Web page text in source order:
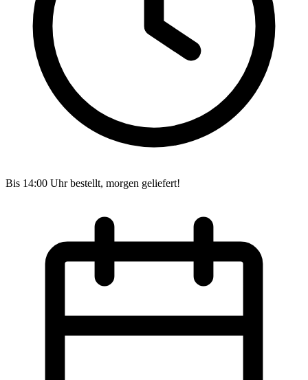
Bis 14:00 Uhr bestellt, morgen geliefert!